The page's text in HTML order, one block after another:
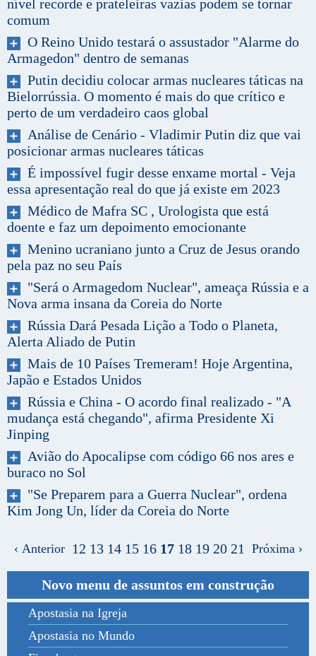
nível recorde e prateleiras vazias podem se tornar
comum
O Reino Unido testará o assustador "Alarme do
Armagedon" dentro de semanas
Putin decidiu colocar armas nucleares táticas na
Bielorrússia. O momento é mais do que crítico e
perto de um verdadeiro caos global
Análise de Cenário - Vladimir Putin diz que vai
posicionar armas nucleares táticas
É impossível fugir desse enxame mortal - Veja
essa apresentação real do que já existe em 2023
Médico de Mafra SC , Urologista que está
doente e faz um depoimento emocionante
Menino ucraniano junto a Cruz de Jesus orando
pela paz no seu País
"Será o Armagedom Nuclear", ameaça Rússia e a
Nova arma insana da Coreia do Norte
Rússia Dará Pesada Lição a Todo o Planeta,
Alerta Aliado de Putin
Mais de 10 Países Tremeram! Hoje Argentina,
Japão e Estados Unidos
Rússia e China - O acordo final realizado - "A
mudança está chegando", afirma Presidente Xi
Jinping
Avião do Apocalipse com código 66 nos ares e
buraco no Sol
"Se Preparem para a Guerra Nuclear", ordena
Kim Jong Un, líder da Coreia do Norte
‹ Anterior 12 13 14 15 16 17 18 19 20 21 Próxima ›
Novo menu de assuntos em construção
Apostasia na Igreja
Apostasia no Mundo